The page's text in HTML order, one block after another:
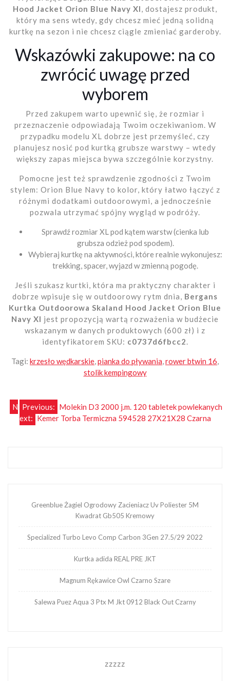
Hood Jacket Orion Blue Navy Xl, dostajesz produkt,
który ma sens wtedy, gdy chcesz mieć jedną solidną
kurtkę na sezon i nie chcesz ciągle zmieniać garderoby.
Wskazówki zakupowe: na co
zwrócić uwagę przed
wyborem
Przed zakupem warto upewnić się, że rozmiar i
przeznaczenie odpowiadają Twoim oczekiwaniom. W
przypadku modelu XL dobrze jest przemyśleć, czy
planujesz nosić pod kurtką grubsze warstwy – wtedy
większy zapas miejsca bywa szczególnie korzystny.
Pomocne jest też sprawdzenie zgodności z Twoim
stylem: Orion Blue Navy to kolor, który łatwo łączyć z
różnymi dodatkami outdoorowymi, a jednocześnie
pozwala utrzymać spójny wygląd w podróży.
Sprawdź rozmiar XL pod kątem warstw (cienka lub
grubsza odzież pod spodem).
Wybieraj kurtkę na aktywności, które realnie wykonujesz:
trekking, spacer, wyjazd w zmienną pogodę.
Jeśli szukasz kurtki, która ma praktyczny charakter i
dobrze wpisuje się w outdoorowy rytm dnia, Bergans
Kurtka Outdoorowa Skaland Hood Jacket Orion Blue
Navy Xl jest propozycją wartą rozważenia w budżecie
wskazanym w danych produktowych (600 zł) i z
identyfikatorem SKU: c0737d6fbcc2.
Tagi: krzesło wędkarskie,pianka do pływania,rower btwin 16,
stolik kempingowy
Nawigacja
wpisu
Previous: Molekin D3 2000 j.m. 120 tabletek powlekanych
N
ext: Kemer Torba Termiczna 594528 27X21X28 Czarna
Greenblue Żagiel Ogrodowy Zacieniacz Uv Poliester 5M
Kwadrat Gb505 Kremowy
Specialized Turbo Levo Comp Carbon 3Gen 27.5/29 2022
Kurtka adida REAL PRE JKT
Magnum Rękawice Owl Czarno Szare
Salewa Puez Aqua 3 Ptx M Jkt 0912 Black Out Czarny
zzzzz